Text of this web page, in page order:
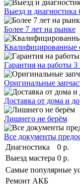
Выезд и диагностика
Более 7 лет на рынке
Квалифицированные
Гарантия на работы 3
Оригинальные
Доставка от дома и
Лишнего не берём
Все документы
Диагностика
0 р.
Выезд мастера 0 р.
Самые популярные
Ремонт АКБ